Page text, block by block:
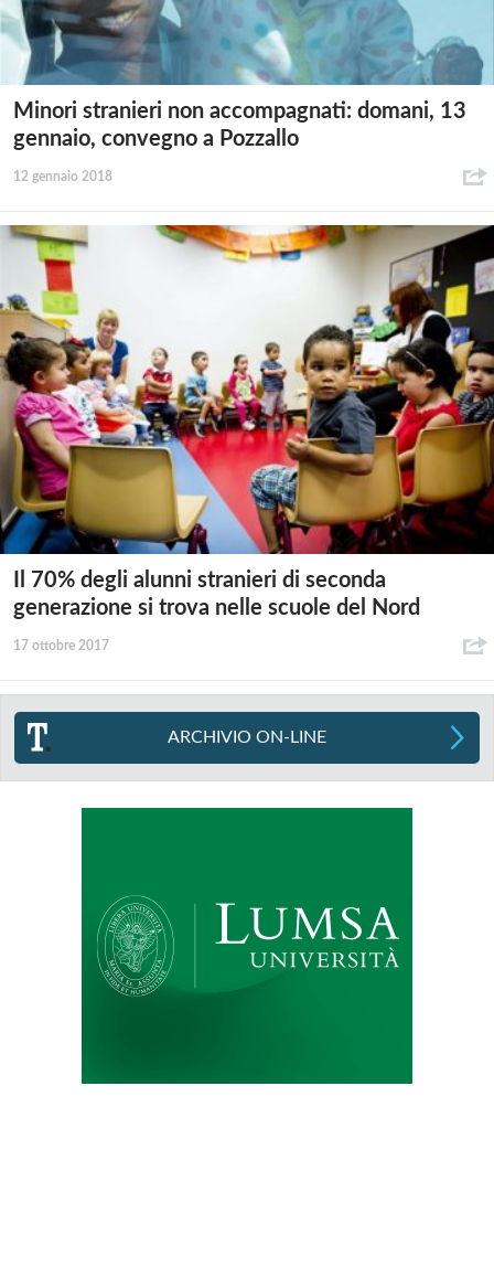
Minori stranieri non accompagnati: domani, 13
gennaio, convegno a Pozzallo
12 gennaio 2018
Il 70% degli alunni stranieri di seconda
generazione si trova nelle scuole del Nord
17 ottobre 2017
ARCHIVIO ON-LINE